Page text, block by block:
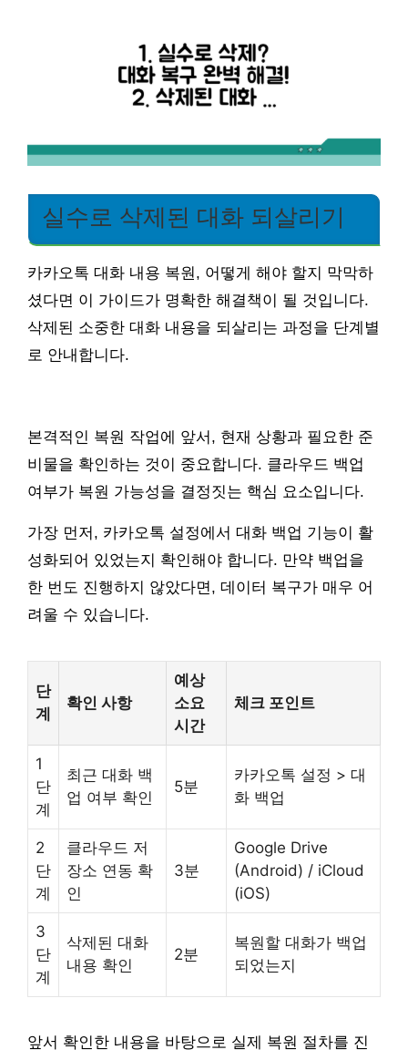
실수로 삭제된 대화 되살리기
카카오톡 대화 내용 복원, 어떻게 해야 할지 막막하
셨다면 이 가이드가 명확한 해결책이 될 것입니다.
삭제된 소중한 대화 내용을 되살리는 과정을 단계별
로 안내합니다.
본격적인 복원 작업에 앞서, 현재 상황과 필요한 준
비물을 확인하는 것이 중요합니다. 클라우드 백업
여부가 복원 가능성을 결정짓는 핵심 요소입니다.
가장 먼저, 카카오톡 설정에서 대화 백업 기능이 활
성화되어 있었는지 확인해야 합니다. 만약 백업을
한 번도 진행하지 않았다면, 데이터 복구가 매우 어
려울 수 있습니다.
단
계
확인 사항
예상
소요
시간
체크 포인트
1
단
계
최근 대화 백
업 여부 확인
5분
카카오톡 설정 > 대
화 백업
2
단
계
클라우드 저
장소 연동 확
인
3분
Google Drive
(Android) / iCloud
(iOS)
3
단
계
삭제된 대화
내용 확인
2분
복원할 대화가 백업
되었는지
앞서 확인한 내용을 바탕으로 실제 복원 절차를 진